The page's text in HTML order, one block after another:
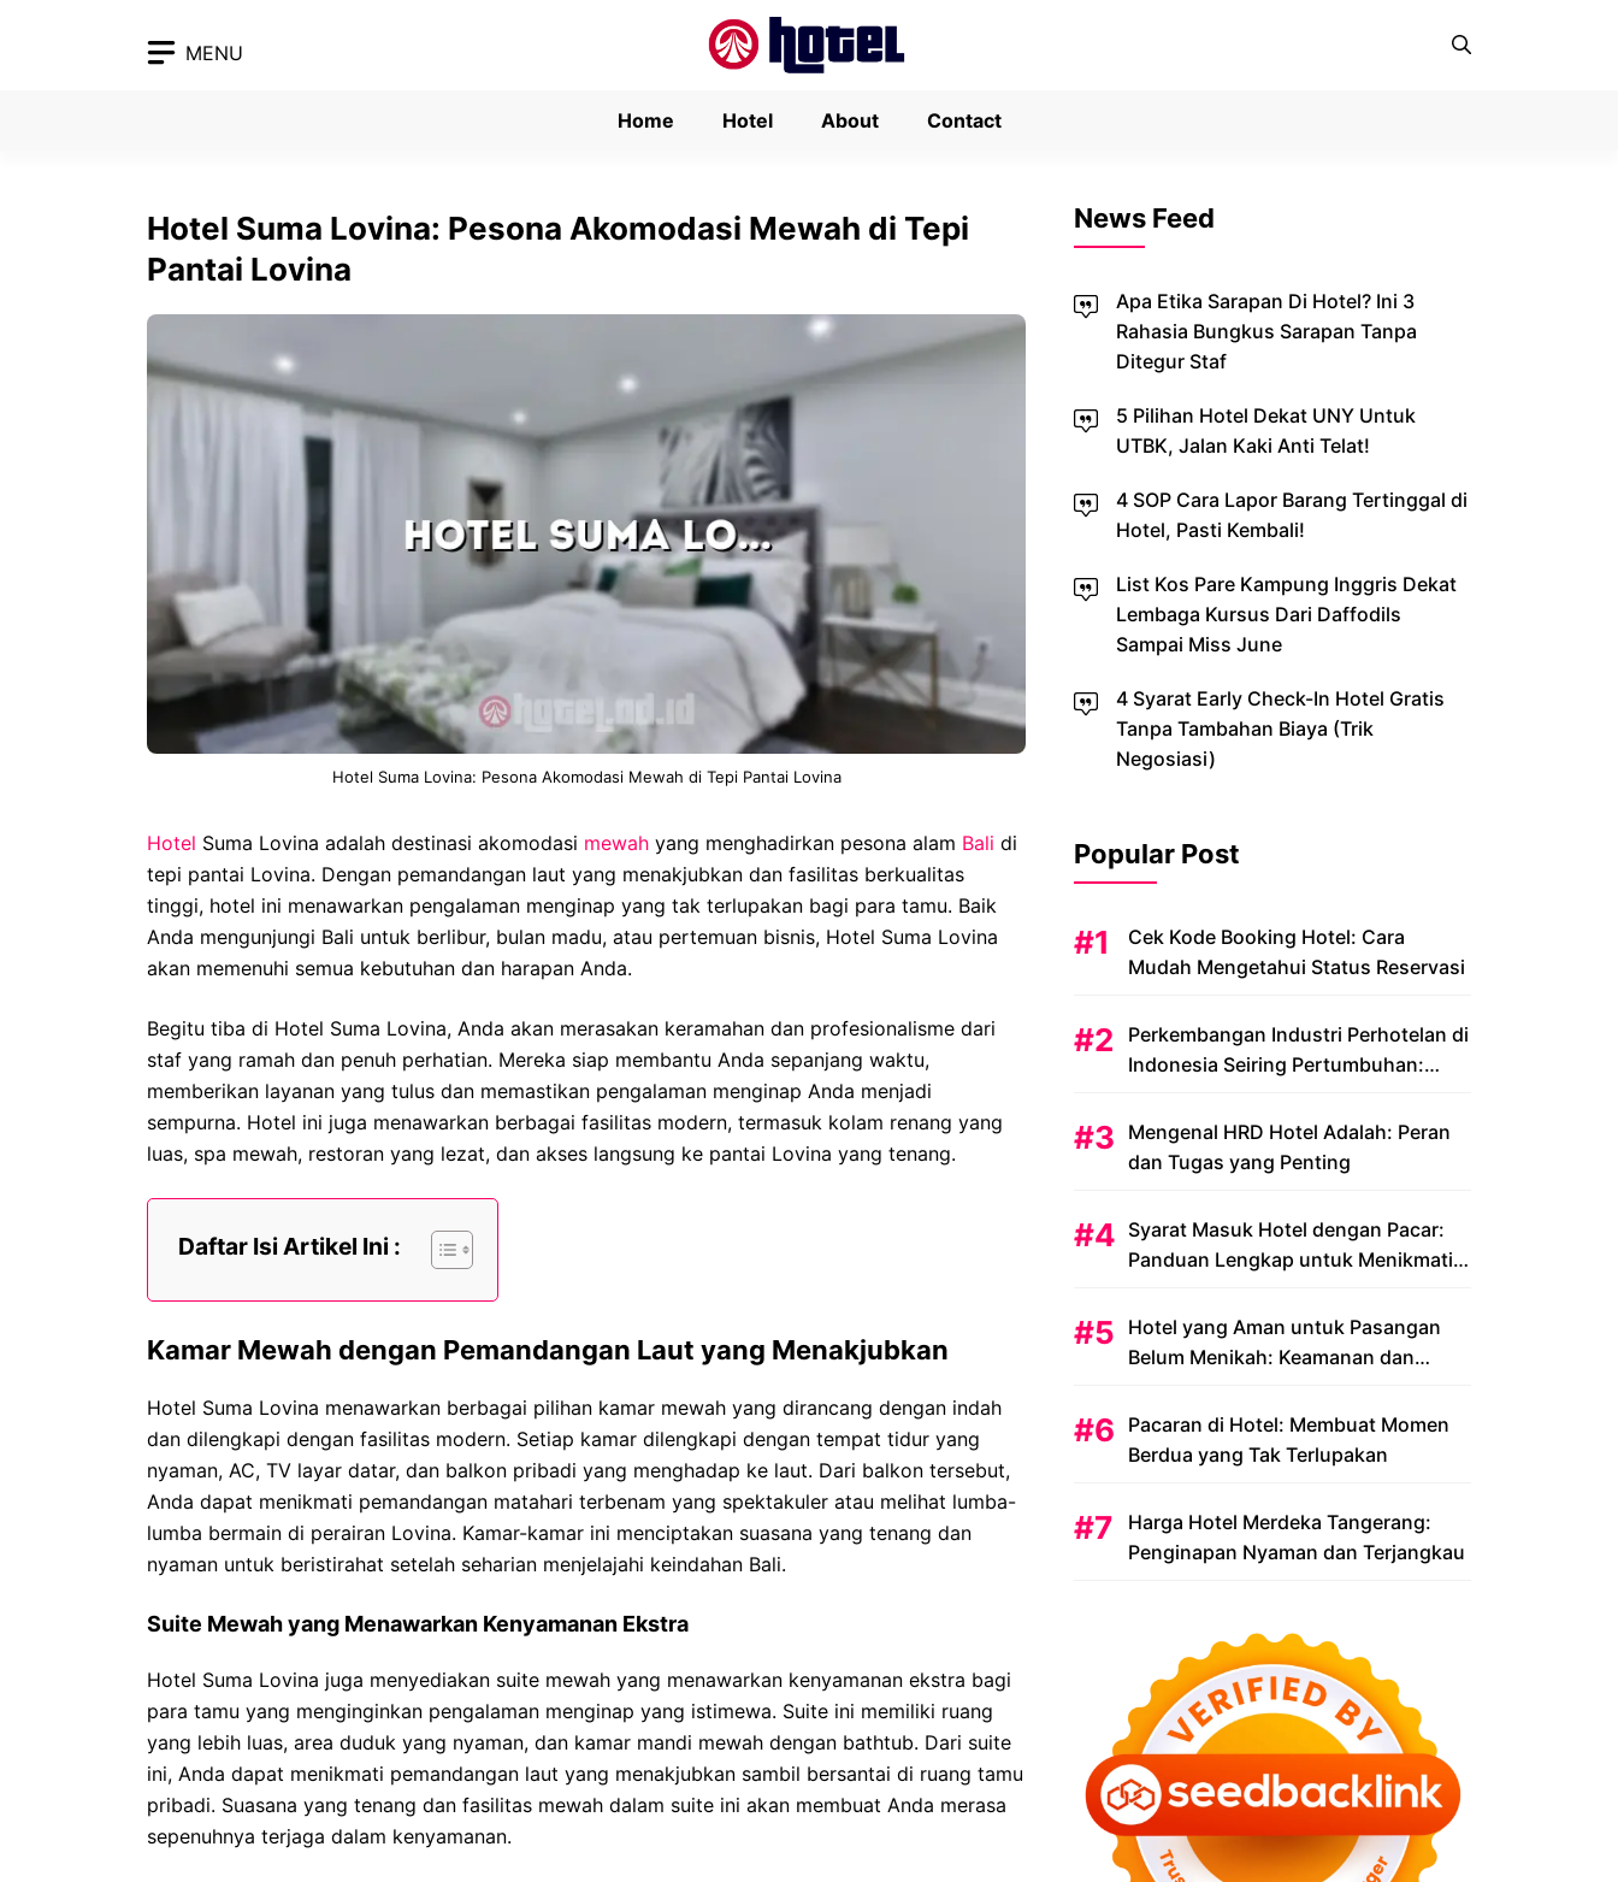
MENU
Home Hotel About Contact
Hotel Suma Lovina: Pesona Akomodasi Mewah di Tepi
Pantai Lovina
Hotel Suma Lovina: Pesona Akomodasi Mewah di Tepi Pantai Lovina
Hotel Suma Lovina adalah destinasi akomodasi mewah yang menghadirkan pesona alam Bali di
tepi pantai Lovina. Dengan pemandangan laut yang menakjubkan dan fasilitas berkualitas
tinggi, hotel ini menawarkan pengalaman menginap yang tak terlupakan bagi para tamu. Baik
Anda mengunjungi Bali untuk berlibur, bulan madu, atau pertemuan bisnis, Hotel Suma Lovina
akan memenuhi semua kebutuhan dan harapan Anda.
Begitu tiba di Hotel Suma Lovina, Anda akan merasakan keramahan dan profesionalisme dari
staf yang ramah dan penuh perhatian. Mereka siap membantu Anda sepanjang waktu,
memberikan layanan yang tulus dan memastikan pengalaman menginap Anda menjadi
sempurna. Hotel ini juga menawarkan berbagai fasilitas modern, termasuk kolam renang yang
luas, spa mewah, restoran yang lezat, dan akses langsung ke pantai Lovina yang tenang.
Daftar Isi Artikel Ini :
Kamar Mewah dengan Pemandangan Laut yang Menakjubkan
Hotel Suma Lovina menawarkan berbagai pilihan kamar mewah yang dirancang dengan indah
dan dilengkapi dengan fasilitas modern. Setiap kamar dilengkapi dengan tempat tidur yang
nyaman, AC, TV layar datar, dan balkon pribadi yang menghadap ke laut. Dari balkon tersebut,
Anda dapat menikmati pemandangan matahari terbenam yang spektakuler atau melihat lumba-
lumba bermain di perairan Lovina. Kamar-kamar ini menciptakan suasana yang tenang dan
nyaman untuk beristirahat setelah seharian menjelajahi keindahan Bali.
Suite Mewah yang Menawarkan Kenyamanan Ekstra
Hotel Suma Lovina juga menyediakan suite mewah yang menawarkan kenyamanan ekstra bagi
para tamu yang menginginkan pengalaman menginap yang istimewa. Suite ini memiliki ruang
yang lebih luas, area duduk yang nyaman, dan kamar mandi mewah dengan bathtub. Dari suite
ini, Anda dapat menikmati pemandangan laut yang menakjubkan sambil bersantai di ruang tamu
pribadi. Suasana yang tenang dan fasilitas mewah dalam suite ini akan membuat Anda merasa
sepenuhnya terjaga dalam kenyamanan.
News Feed
Apa Etika Sarapan Di Hotel? Ini 3
Rahasia Bungkus Sarapan Tanpa
Ditegur Staf
5 Pilihan Hotel Dekat UNY Untuk
UTBK, Jalan Kaki Anti Telat!
4 SOP Cara Lapor Barang Tertinggal di
Hotel, Pasti Kembali!
List Kos Pare Kampung Inggris Dekat
Lembaga Kursus Dari Daffodils
Sampai Miss June
4 Syarat Early Check-In Hotel Gratis
Tanpa Tambahan Biaya (Trik
Negosiasi)
Popular Post
Cek Kode Booking Hotel: Cara
Mudah Mengetahui Status Reservasi
Perkembangan Industri Perhotelan di
Indonesia Seiring Pertumbuhan:
Mengenal HRD Hotel Adalah: Peran
dan Tugas yang Penting
Syarat Masuk Hotel dengan Pacar:
Panduan Lengkap untuk Menikmati
Hotel yang Aman untuk Pasangan
Belum Menikah: Keamanan dan
Pacaran di Hotel: Membuat Momen
Berdua yang Tak Terlupakan
Harga Hotel Merdeka Tangerang:
Penginapan Nyaman dan Terjangkau